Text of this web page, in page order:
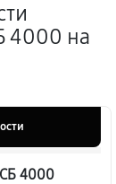
4000 на
4000